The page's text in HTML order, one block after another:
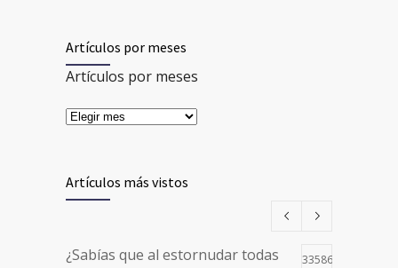
Artículos por meses
Artículos por meses
Artículos más vistos
¿Sabías que al estornudar todas
33586